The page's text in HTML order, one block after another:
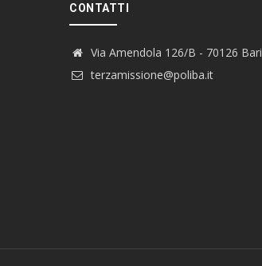
CONTATTI
Via Amendola 126/B - 70126 Bari
terzamissione@poliba.it